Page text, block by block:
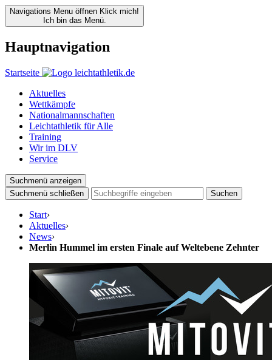
Navigations Menu öffnen Klick mich!
Ich bin das Menü.
Hauptnavigation
Startseite
Aktuelles
Wettkämpfe
Nationalmannschaften
Leichtathletik für Alle
Training
Wir im DLV
Service
Suchmenü anzeigen
Suchmenü schließen
Suchen
Start›
Aktuelles›
News›
Merlin Hummel im ersten Finale auf Weltebene Zehnter